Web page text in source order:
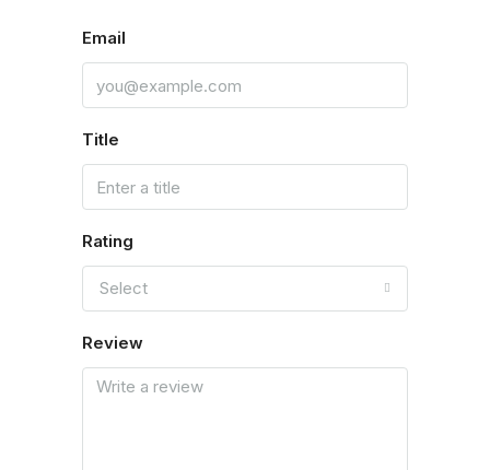
Email
Title
Rating
Select
Review